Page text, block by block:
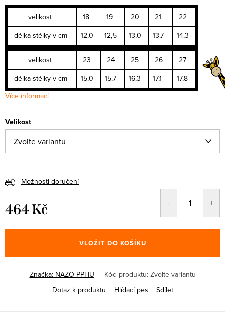
velikost 18 19 20 21
22
délka stélky v cm
12,0 12,5 13,0 13,7 14,3
velikost 23 24 25 26
27
délka stélky v cm
15,0 15,7 16,3 17,1
17,8
Více informací
Velikost
Možnosti doručení
464 Kč
cena:
VLOŽIT DO KOŠÍKU
Značka: NAZO PPHU Kód produktu: Zvolte variantu
Dotaz k produktu
Hlídací pes Sdílet